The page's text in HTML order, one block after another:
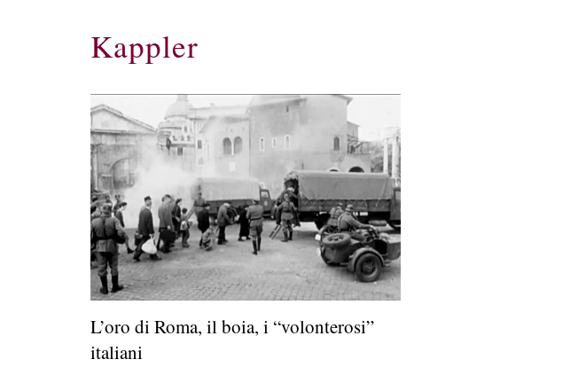
Kappler
L’oro di Roma, il boia, i “volonterosi”
italiani